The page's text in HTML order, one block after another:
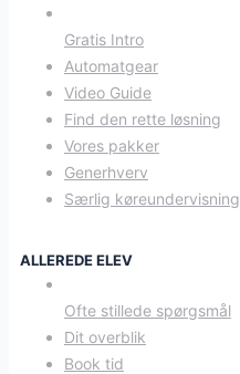
Gratis Intro
Automatgear
Video Guide
Find den rette løsning
Vores pakker
Generhverv
Særlig køreundervisning
ALLEREDE ELEV
Ofte stillede spørgsmål
Dit overblik
Book tid